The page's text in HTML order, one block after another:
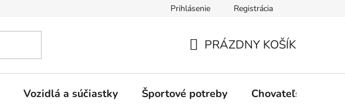
Prihlásenie Registrácia
KOŠÍK
PRÁZDNY KOŠÍK
Vozidlá a súčiastky Športové potreby Chovateľské